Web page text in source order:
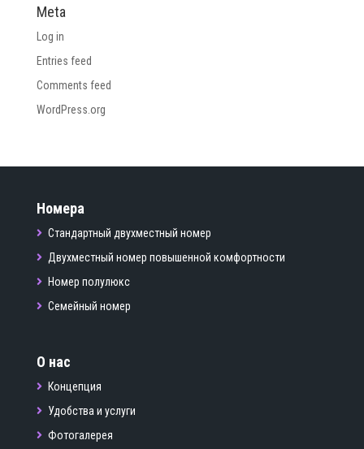
Meta
Log in
Entries feed
Comments feed
WordPress.org
Номера
Стандартный двухместный номер
Двухместный номер повышенной комфортности
Номер полулюкс
Семейный номер
О нас
Концепция
Удобства и услуги
Фотогалерея